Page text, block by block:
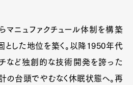
マニュファクチュール体制を構築
とした地位を築く。以降1950年代
など独創的な技術開発を誇った
の台頭でやむなく休眠状態へ。再